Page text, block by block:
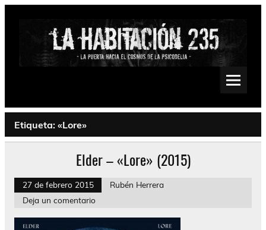
Saltar
Psychedelic, Stoner, Doom, Sludge, Fuzz, Space, Drone
Etiqueta: «Lore»
Elder – «Lore» (2015)
27 de febrero 2015
Rubén Herrera
Deja un comentario